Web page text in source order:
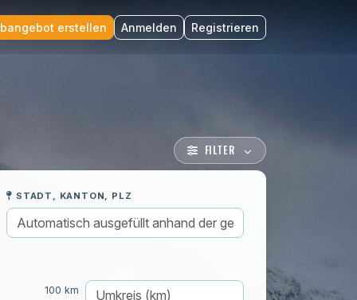
erstellen Anmelden Registrieren
FILTER
STADT, KANTON, PLZ
100 km